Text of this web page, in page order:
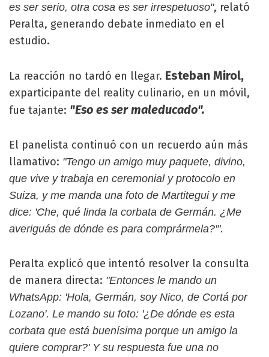
es ser serio, otra cosa es ser irrespetuoso", relató
Peralta, generando debate inmediato en el
estudio.
La reacción no tardó en llegar. Esteban Mirol,
exparticipante del reality culinario, en un móvil,
fue tajante: "Eso es ser maleducado".
El panelista continuó con un recuerdo aún más
llamativo: "Tengo un amigo muy paquete, divino,
que vive y trabaja en ceremonial y protocolo en
Suiza, y me manda una foto de Martitegui y me
dice: 'Che, qué linda la corbata de Germán. ¿Me
averiguás de dónde es para comprármela?'".
Peralta explicó que intentó resolver la consulta
de manera directa: "Entonces le mando un
WhatsApp: 'Hola, Germán, soy Nico, de Cortá por
Lozano'. Le mando su foto: '¿De dónde es esta
corbata que está buenísima porque un amigo la
quiere comprar?' Y su respuesta fue una no